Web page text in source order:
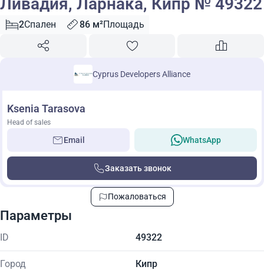
2Спален 86 м²Площадь
Cyprus Developers Alliance
Ksenia Tarasova
Head of sales
Email WhatsApp
Заказать звонок
Пожаловаться
Параметры
ID 49322
Город Кипр